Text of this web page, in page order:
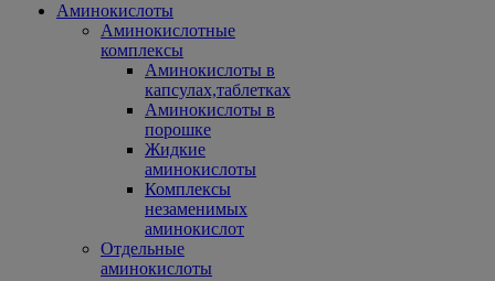
Аминокислоты
Аминокислотные
комплексы
Аминокислоты в
капсулах,таблетках
Аминокислоты в
порошке
Жидкие
аминокислоты
Комплексы
незаменимых
аминокислот
Отдельные
аминокислоты